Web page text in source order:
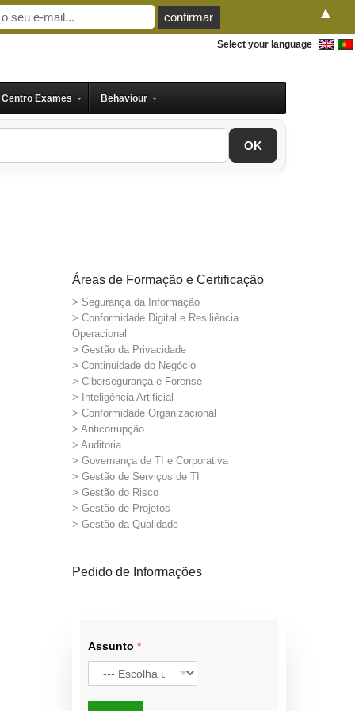
Select your language
Centro Exames Behaviour
OK
Áreas de Formação e Certificação
> Segurança da Informação
> Conformidade Digital e Resiliência
Operacional
> Gestão da Privacidade
> Continuidade do Negócio
> Cibersegurança e Forense
> Inteligência Artificial
> Conformidade Organizacional
> Anticorrupção
> Auditoria
> Governança de TI e Corporativa
> Gestão de Serviços de TI
> Gestão do Risco
> Gestão de Projetos
> Gestão da Qualidade
Pedido de Informações
Assunto *
T
▲